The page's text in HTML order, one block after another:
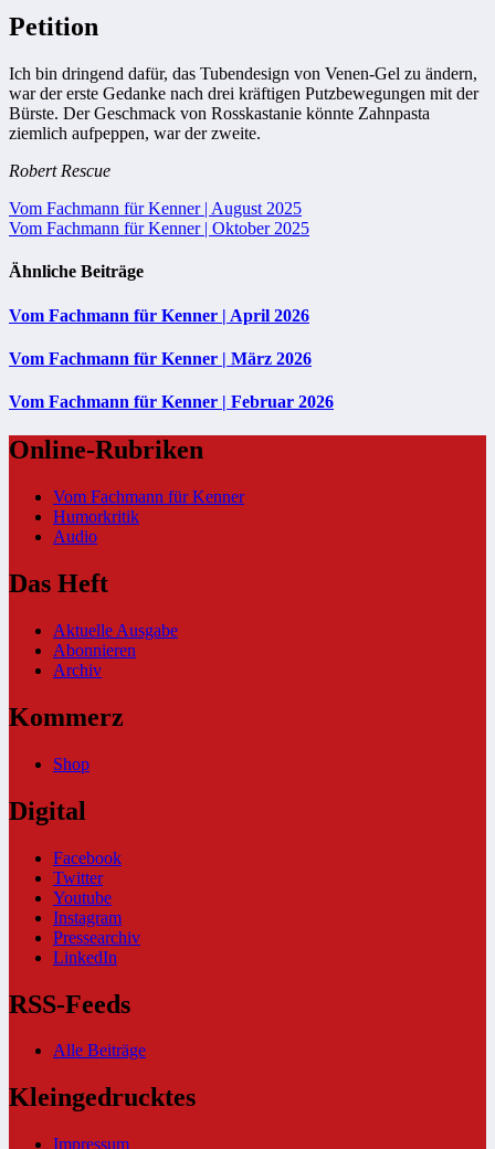
Petition
Ich bin dringend dafür, das Tubendesign von Venen-Gel zu ändern,
war der erste Gedanke nach drei kräftigen Putzbewegungen mit der
Bürste. Der Geschmack von Rosskastanie könnte Zahnpasta
ziemlich aufpeppen, war der zweite.
Robert Rescue
Beitragsnavigation
Vom Fachmann für Kenner | August 2025
Vom Fachmann für Kenner | Oktober 2025
Ähnliche Beiträge
Vom Fachmann für Kenner | April 2026
Vom Fachmann für Kenner | März 2026
Vom Fachmann für Kenner | Februar 2026
Online-Rubriken
Vom Fachmann für Kenner
Humorkritik
Audio
Das Heft
Aktuelle Ausgabe
Abonnieren
Archiv
Kommerz
Shop
Digital
Facebook
Twitter
Youtube
Instagram
Pressearchiv
LinkedIn
RSS-Feeds
Alle Beiträge
Kleingedrucktes
Impressum